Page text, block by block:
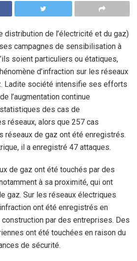
distribution de l’électricité et du gaz)
campagnes de sensibilisation à
soient particuliers ou étatiques,
d’infraction sur les réseaux
Ladite société intensifie ses efforts
l’augmentation continue
des cas de
réseaux, alors que 257 cas
réseaux de gaz ont été enregistrés.
il a enregistré 47 attaques.
de gaz ont été touchés par des
à sa proximité, qui ont
gaz. Sur les réseaux électriques
ont été enregistrés en
par des entreprises. Des
ont été touchées en raison du
de sécurité.